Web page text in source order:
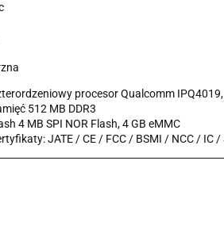
procesor Qualcomm
512 MB DDR3
4 MB SPI NOR Flash, 4 GB eMMC
JATE / CE / FCC / BSMI / NCC / IC /